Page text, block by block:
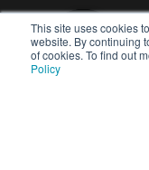
This site uses cookies
website. By continuing
of cookies. To find out
Policy